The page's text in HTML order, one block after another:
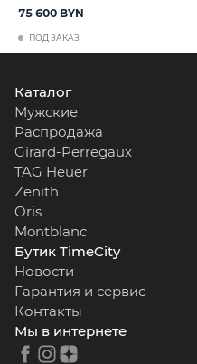
ПОД ЗАКАЗ
75 600 BYN
Каталог
Мужские
Распродажа
Girard-Perregaux
TAG Heuer
Zenith
Oris
Montblanc
Бутик TimeCity
Новости
Гарантия и сервис
Контакты
Мы в интернете